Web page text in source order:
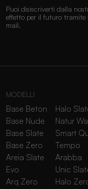
Puoi disiscriverti dalla
effetto per il futuro tramite
mail.
MODELLI
Base Beton
Base Nude
Base Slate
Base Zero
Areia Slate
Evo
Arq Zero
Halo
Natur
Smart
Tempo
Arabba
Unic
Halo